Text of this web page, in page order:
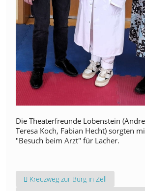
Die Theaterfreunde Lobenstein
Teresa Koch, Fabian Hecht) sorgten
"Besuch beim Arzt" für Lacher.
Vorheriger Beitrag: Kreuzweg zur Burg in
Kreuzweg zur Burg in Zell